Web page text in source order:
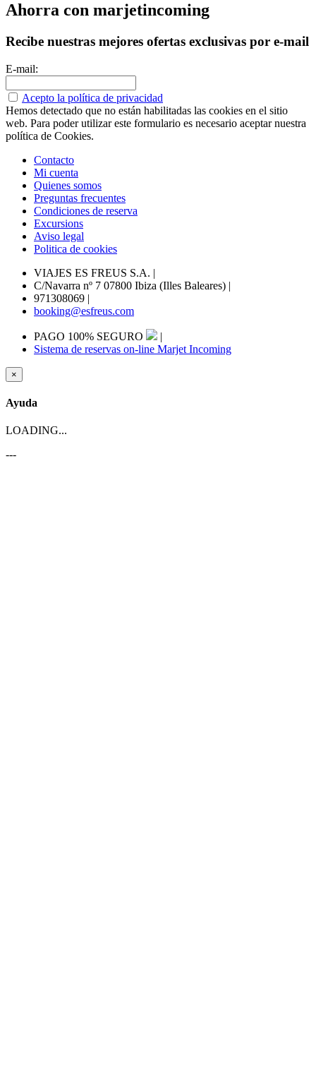
Ahorra con marjetincoming
Recibe nuestras mejores ofertas exclusivas por e-mail
E-mail:
Acepto la política de privacidad
Hemos detectado que no están habilitadas las cookies en el sitio
web. Para poder utilizar este formulario es necesario aceptar nuestra
política de Cookies.
Contacto
Mi cuenta
Quienes somos
Preguntas frecuentes
Condiciones de reserva
Excursions
Aviso legal
Politica de cookies
VIAJES ES FREUS S.A. |
C/Navarra nº 7 07800 Ibiza (Illes Baleares) |
971308069 |
booking@esfreus.com
PAGO 100% SEGURO
|
Sistema de reservas on-line Marjet Incoming
×
Ayuda
LOADING...
---